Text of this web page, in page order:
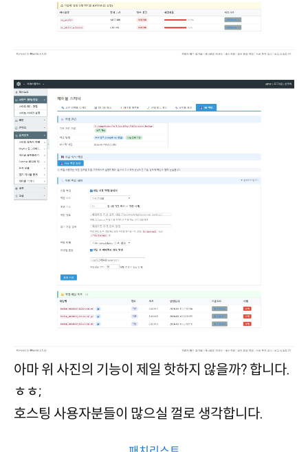
아마 위 사진의 기능이 제일 핫하지 않을까? 합니다.
ㅎㅎ;
호스팅 사용자분들이 많으실 껄로 생각합니다.